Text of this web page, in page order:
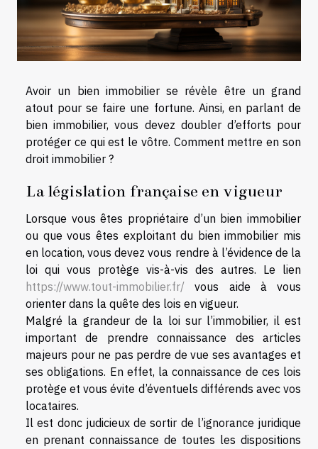
Avoir un bien immobilier se révèle être un grand
atout pour se faire une fortune. Ainsi, en parlant de
bien immobilier, vous devez doubler d’efforts pour
protéger ce qui est le vôtre. Comment mettre en son
droit immobilier ?
La législation française en vigueur
Lorsque vous êtes propriétaire d’un bien immobilier
ou que vous êtes exploitant du bien immobilier mis
en location, vous devez vous rendre à l’évidence de la
loi qui vous protège vis-à-vis des autres. Le lien
https://www.tout-immobilier.fr/ vous aide à vous
orienter dans la quête des lois en vigueur.
Malgré la grandeur de la loi sur l’immobilier, il est
important de prendre connaissance des articles
majeurs pour ne pas perdre de vue ses avantages et
ses obligations. En effet, la connaissance de ces lois
protège et vous évite d’éventuels différends avec vos
locataires.
Il est donc judicieux de sortir de l’ignorance juridique
en prenant connaissance de toutes les dispositions